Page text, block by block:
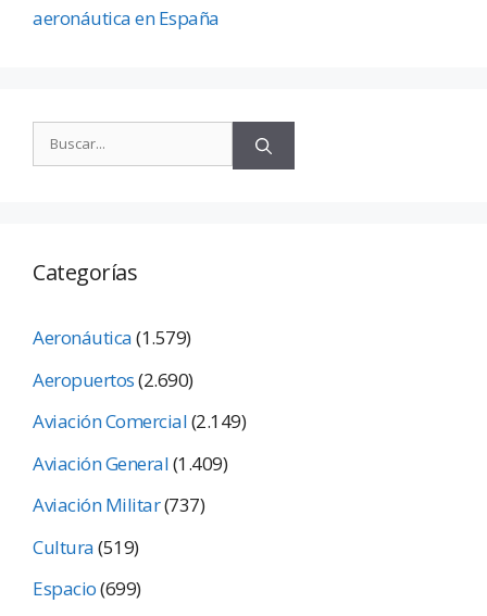
aeronáutica en España
Categorías
Aeronáutica(1.579)
Aeropuertos(2.690)
Aviación Comercial(2.149)
Aviación General(1.409)
Aviación Militar(737)
Cultura(519)
Espacio(699)